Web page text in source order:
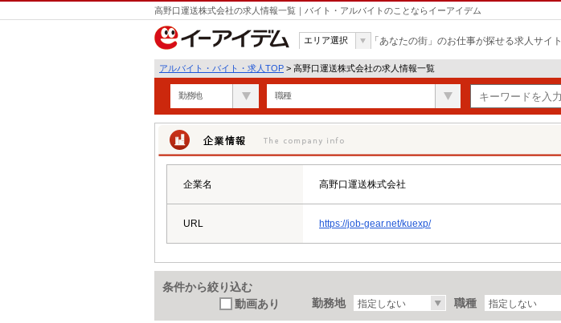
高野口運送株式会社の求人情報一覧｜バイト・アルバイトのことならイーアイデム
エリア選択 「あなたの街」のお仕事が探せる求人サイト
アルバイト・バイト・求人TOP > 高野口運送株式会社の求人情報一覧
勤務地 職種
企業情報
企業名
高野口運送株式会社
URL https://job-gear.net/kuexp/
条件から絞り込む
動画あり
勤務地 指定しない 職種 指定しない